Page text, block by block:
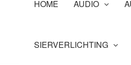
HOME AUDIO
SIERVERLICHTING